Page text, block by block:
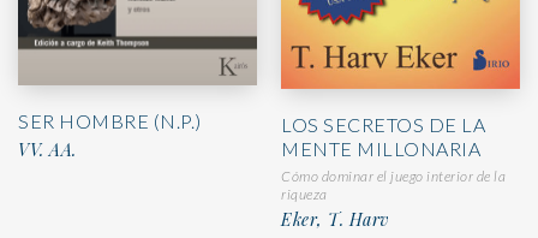
SER HOMBRE (N.P.)
VV. AA.
LOS SECRETOS DE LA
MENTE MILLONARIA
Cómo dominar el juego interior de la
riqueza
Eker, T. Harv